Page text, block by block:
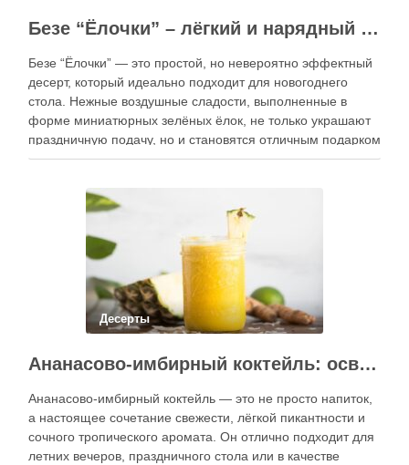
Безе “Ёлочки” – лёгкий и нарядный десерт к зимним праздникам
Безе “Ёлочки” — это простой, но невероятно эффектный
десерт, который идеально подходит для новогоднего
стола. Нежные воздушные сладости, выполненные в
форме миниатюрных зелёных ёлок, не только украшают
праздничную подачу, но и становятся отличным подарком
для гостей. Благодаря аккуратной форме и лёгкой
Десерты
Ананасово-имбирный коктейль: освежающий десерт с ярким характером
Ананасово-имбирный коктейль — это не просто напиток,
а настоящее сочетание свежести, лёгкой пикантности и
сочного тропического аромата. Он отлично подходит для
летних вечеров, праздничного стола или в качестве